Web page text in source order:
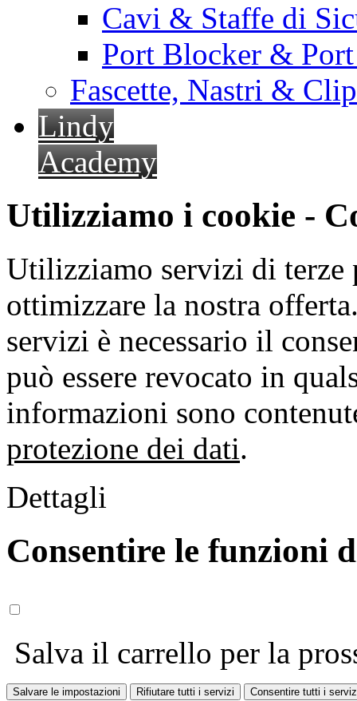
Cavi & Staffe di
Port Blocker &
Fascette, Nastri &
Lindy
Academy
Utilizziamo i cookie -
Utilizziamo servizi di terze
ottimizzare la nostra
servizi è necessario il
può essere revocato in
informazioni sono
protezione dei dati.
Dettagli
Consentire le funzioni
Salva il carrello per la
Salvare le impostazioni Rifiutare tutti i servizi Consentire tutti i